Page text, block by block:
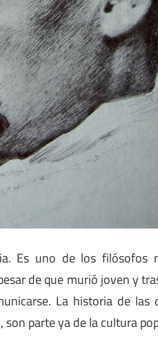
Es uno de los filósofos
de que murió joven y
La historia de las
parte ya de la cultura